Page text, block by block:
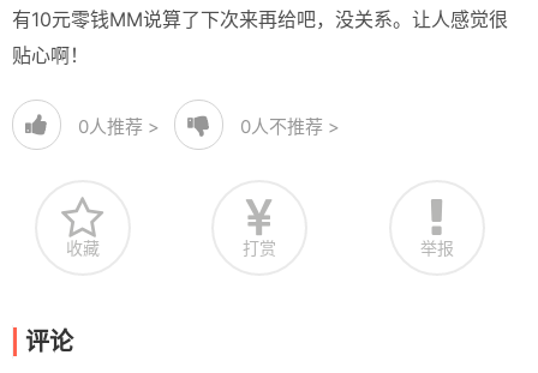
有10元零钱MM说算了下次来再给吧，没关系。让人感觉很
贴心啊！
0人推荐 > 0人不推荐 >
收藏 打赏 举报
评论